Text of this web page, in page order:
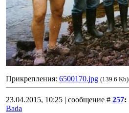
Прикрепления: 6500170.jpg (139.6 Kb)
23.04.2015, 10:25 | сообщение # 257:
Bada